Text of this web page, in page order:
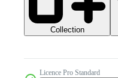
Collection
Licence Pro Standard